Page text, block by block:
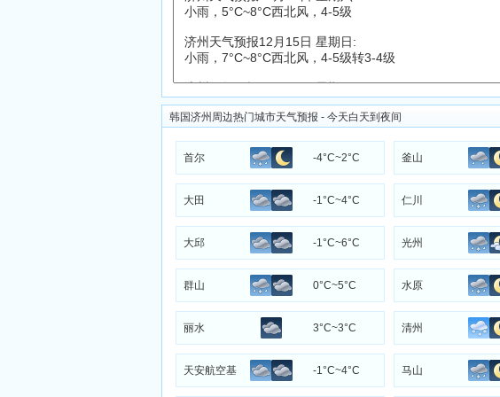
韩国济州周边热门城市天气预报 - 今天白天到夜间
首尔 -4°C~2°C 釜山
大田 -1°C~4°C 仁川
大邱 -1°C~6°C 光州
群山 0°C~5°C 水原
丽水 3°C~3°C 清州
天安航空基 -1°C~4°C 马山